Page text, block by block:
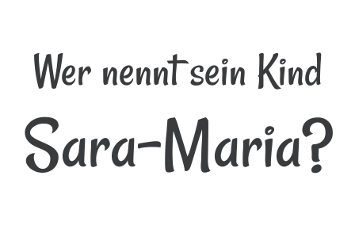
Wer nennt sein Kind
Sara-Maria?